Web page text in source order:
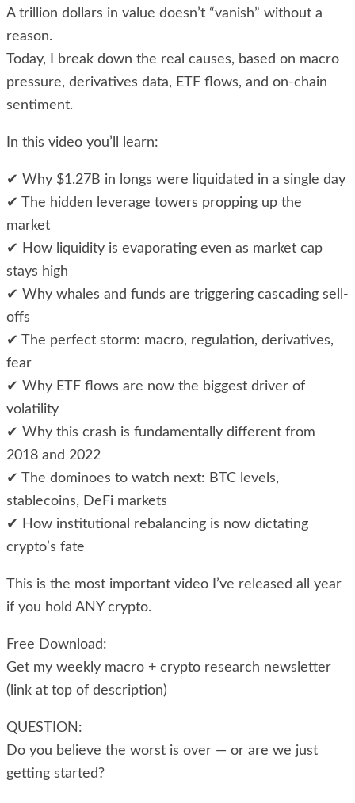
A trillion dollars in value doesn’t “vanish” without a
reason.
Today, I break down the real causes, based on macro
pressure, derivatives data, ETF flows, and on-chain
sentiment.
In this video you’ll learn:
✔ Why $1.27B in longs were liquidated in a single day
✔ The hidden leverage towers propping up the
market
✔ How liquidity is evaporating even as market cap
stays high
✔ Why whales and funds are triggering cascading sell-
offs
✔ The perfect storm: macro, regulation, derivatives,
fear
✔ Why ETF flows are now the biggest driver of
volatility
✔ Why this crash is fundamentally different from
2018 and 2022
✔ The dominoes to watch next: BTC levels,
stablecoins, DeFi markets
✔ How institutional rebalancing is now dictating
crypto’s fate
This is the most important video I’ve released all year
if you hold ANY crypto.
Free Download:
Get my weekly macro + crypto research newsletter
(link at top of description)
QUESTION:
Do you believe the worst is over — or are we just
getting started?